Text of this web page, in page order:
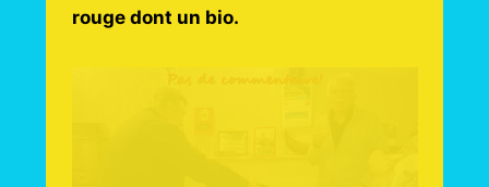
rouge dont un bio.